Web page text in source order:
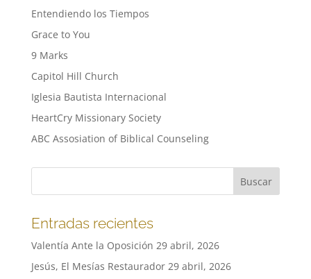
Entendiendo los Tiempos
Grace to You
9 Marks
Capitol Hill Church
Iglesia Bautista Internacional
HeartCry Missionary Society
ABC Assosiation of Biblical Counseling
Entradas recientes
Valentía Ante la Oposición 29 abril, 2026
Jesús, El Mesías Restaurador 29 abril, 2026